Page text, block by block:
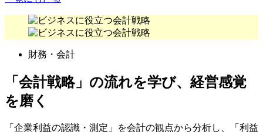
財務・会計
「会計戦略」の流れを学び、経営感覚
を磨く
「企業利益の認識・測定」を会計の観点から分析し、「利益